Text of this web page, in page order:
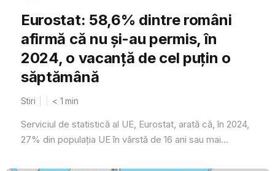
Eurostat: 58,6% dintre români
afirmă că nu și-au permis, în
2024, o vacanță de cel puțin o
săptămână
Stiri < 1 min
Serviciul de statistică al UE, Eurostat, arată că, în 2024,
27% din populația UE în vârstă de 16 ani sau mai...